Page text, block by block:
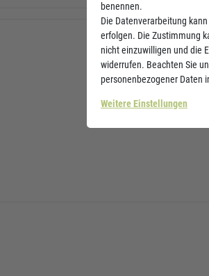
benennen.
Die Datenverarbeitung
erfolgen. Die Zustimmung
nicht einzuwilligen und die
widerrufen. Beachten Sie
personenbezogener Daten
Weitere Einstellungen